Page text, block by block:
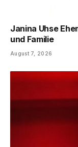
Janina Uhse
und Familie
August 7, 2026